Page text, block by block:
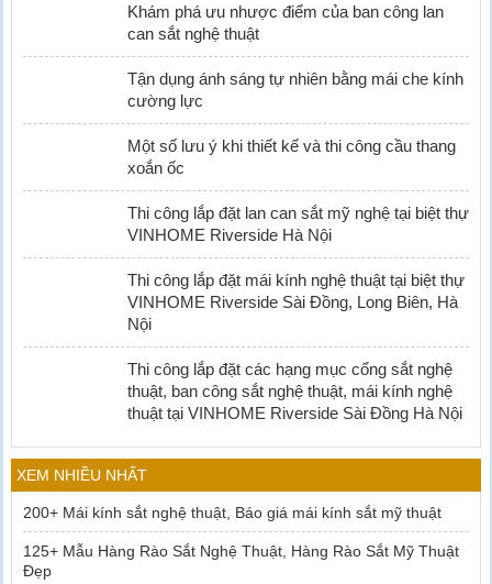
Khám phá ưu nhược điểm của ban công lan
can sắt nghệ thuật
Tận dụng ánh sáng tự nhiên bằng mái che kính
cường lực
Một số lưu ý khi thiết kế và thi công cầu thang
xoắn ốc
Thi công lắp đặt lan can sắt mỹ nghệ tại biệt thự
VINHOME Riverside Hà Nội
Thi công lắp đặt mái kính nghệ thuật tại biệt thự
VINHOME Riverside Sài Đồng, Long Biên, Hà
Nội
Thi công lắp đặt các hạng mục cổng sắt nghệ
thuật, ban công sắt nghệ thuật, mái kính nghệ
thuật tại VINHOME Riverside Sài Đồng Hà Nội
XEM NHIỀU NHẤT
200+ Mái kính sắt nghệ thuật, Báo giá mái kính sắt mỹ thuật
125+ Mẫu Hàng Rào Sắt Nghệ Thuật, Hàng Rào Sắt Mỹ Thuật
Đẹp